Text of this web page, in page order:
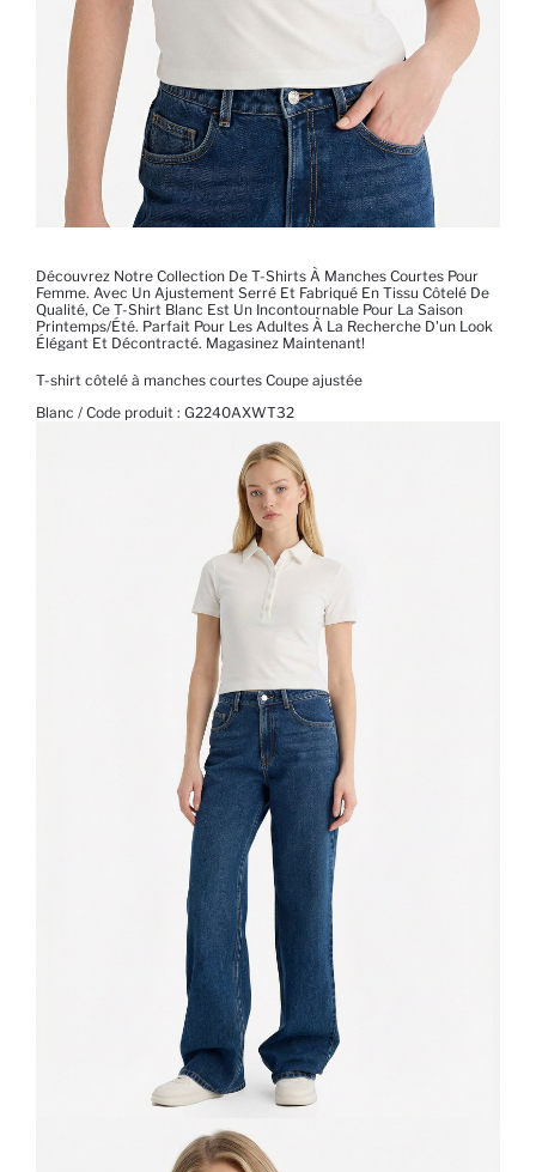
Découvrez Notre Collection De T-Shirts À Manches Courtes Pour
Femme. Avec Un Ajustement Serré Et Fabriqué En Tissu Côtelé De
Qualité, Ce T-Shirt Blanc Est Un Incontournable Pour La Saison
Printemps/été. Parfait Pour Les Adultes À La Recherche D'un Look
Élégant Et Décontracté. Magasinez Maintenant!
T-shirt côtelé à manches courtes Coupe ajustée
Blanc / Code produit : G2240AXWT32